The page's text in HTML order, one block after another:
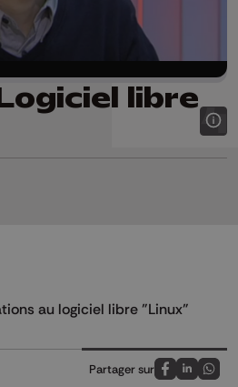
libre
LinkedIn
sur Whatsapp
au logiciel libre "Linux"
Partager sur
Partagez sur
Partagez